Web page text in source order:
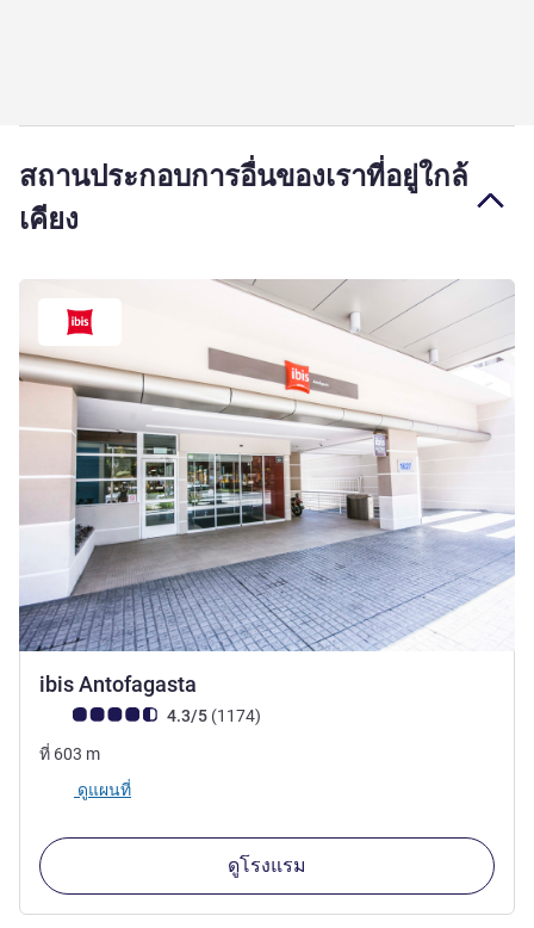
สถานประกอบการอื่นของเราที่อยู่ใกล้
เคียง
ibis Antofagasta
คะแนนความคิดเห็นจากแขก (เรทติ้งบน ALL)
4.3/5 (1174รีวิว รายการ
)
ที่ 603 m
ดูแผนที่
ดูโรงแรม